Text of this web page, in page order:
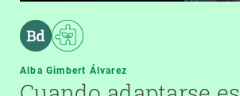
Alba Gimbert Álvarez